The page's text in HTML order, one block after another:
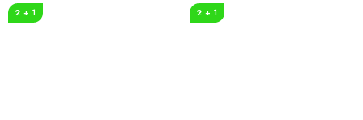
2 + 1
2 + 1